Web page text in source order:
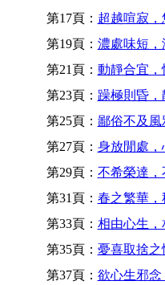
第17頁： 超越喧寂，
第19頁： 濃處味短，
第21頁： 動靜合宜，
第23頁： 躁極則昏，
第25頁： 鄙俗不及
第27頁： 身放閒處，
第29頁： 不希榮達，
第31頁： 春之繁華，
第33頁： 相由心生，
第35頁： 憂喜取捨
第37頁： 欲心生邪念